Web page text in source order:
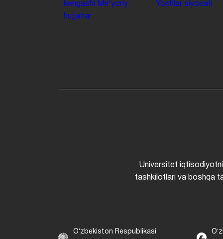
kengashi
Me'yoriy
hujjatlar
Yoshlar siyosati
Universitet iqtisodiyotni
tashkilotlari va boshqa
Oʻzbekiston Respublikasi